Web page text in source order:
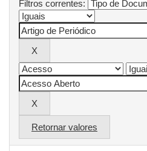
Filtros correntes:
Retornar valores